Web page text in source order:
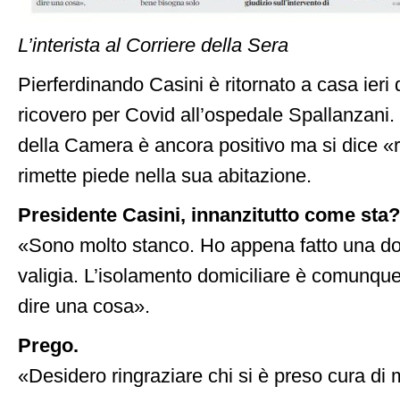
L’interista al Corriere della Sera
Pierferdinando Casini è ritornato a casa ieri
ricovero per Covid all’ospedale Spallanzani.
della Camera è ancora positivo ma si dice
rimette piede nella sua abitazione.
Presidente Casini, innanzitutto come sta?
«Sono molto stanco. Ho appena fatto una
valigia. L’isolamento domiciliare è
dire una cosa».
Prego.
«Desidero ringraziare chi si è preso cura di